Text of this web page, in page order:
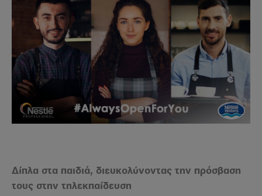
Δίπλα στα παιδιά, διευκολύνοντας την πρόσβαση
τους στην τηλεκπαίδευση